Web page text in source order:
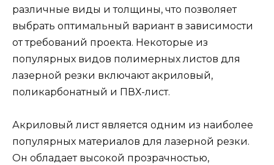
различные виды и толщины, что позволяет
выбрать оптимальный вариант в зависимости
от требований проекта. Некоторые из
популярных видов полимерных листов для
лазерной резки включают акриловый,
поликарбонатный и ПВХ-лист.
Акриловый лист является одним из наиболее
популярных материалов для лазерной резки.
Он обладает высокой прозрачностью,